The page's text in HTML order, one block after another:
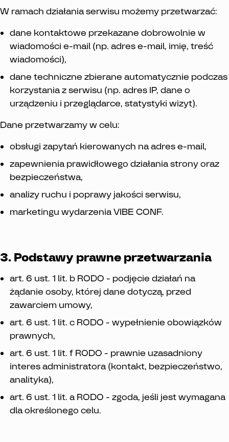
W ramach działania serwisu możemy przetwarzać:
dane kontaktowe przekazane dobrowolnie w
wiadomości e-mail (np. adres e-mail, imię, treść
wiadomości),
dane techniczne zbierane automatycznie podczas
korzystania z serwisu (np. adres IP, dane o
urządzeniu i przeglądarce, statystyki wizyt).
Dane przetwarzamy w celu:
obsługi zapytań kierowanych na adres e-mail,
zapewnienia prawidłowego działania strony oraz
bezpieczeństwa,
analizy ruchu i poprawy jakości serwisu,
marketingu wydarzenia VIBE CONF.
3. Podstawy prawne przetwarzania
art. 6 ust. 1 lit. b RODO - podjęcie działań na
żądanie osoby, której dane dotyczą, przed
zawarciem umowy,
art. 6 ust. 1 lit. c RODO - wypełnienie obowiązków
prawnych,
art. 6 ust. 1 lit. f RODO - prawnie uzasadniony
interes administratora (kontakt, bezpieczeństwo,
analityka),
art. 6 ust. 1 lit. a RODO - zgoda, jeśli jest wymagana
dla określonego celu.